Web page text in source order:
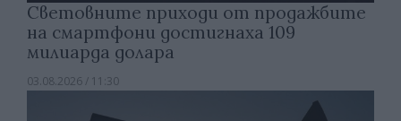
Световните приходи от продажбите
на смартфони достигнаха 109
милиарда долара
03.08.2026 / 11:30